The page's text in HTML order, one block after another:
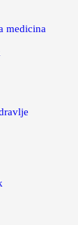
medicina